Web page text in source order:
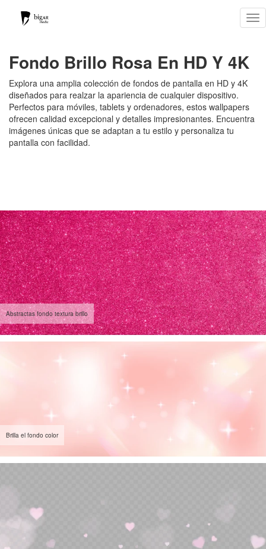
Fondo Brillo Rosa En HD Y 4K
Explora una amplia colección de fondos de pantalla en HD y 4K
diseñados para realzar la apariencia de cualquier dispositivo.
Perfectos para móviles, tablets y ordenadores, estos wallpapers
ofrecen calidad excepcional y detalles impresionantes. Encuentra
imágenes únicas que se adaptan a tu estilo y personaliza tu
pantalla con facilidad.
Abstractas fondo textura brillo
Brilla el fondo color